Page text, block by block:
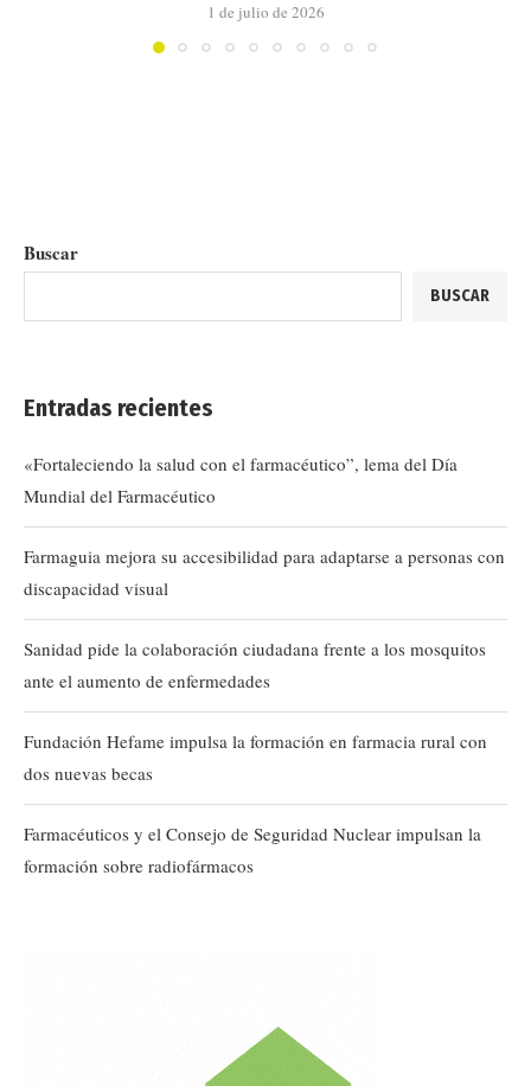
1 de julio de 2026
Buscar
BUSCAR
Entradas recientes
«Fortaleciendo la salud con el farmacéutico”, lema del Día
Mundial del Farmacéutico
Farmaguia mejora su accesibilidad para adaptarse a personas con
discapacidad visual
Sanidad pide la colaboración ciudadana frente a los mosquitos
ante el aumento de enfermedades
Fundación Hefame impulsa la formación en farmacia rural con
dos nuevas becas
Farmacéuticos y el Consejo de Seguridad Nuclear impulsan la
formación sobre radiofármacos